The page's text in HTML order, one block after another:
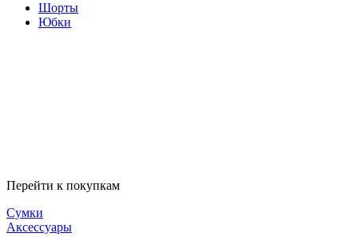
Шорты
Юбки
Перейти к покупкам
Сумки
Аксессуары